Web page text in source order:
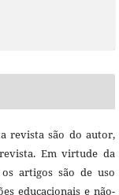
revista são do autor,
Em virtude da
artigos são de uso
educacionais e não-